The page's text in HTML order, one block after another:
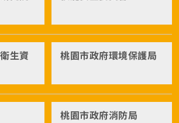
蔬菜、一拳主食、一拳蛋白質；少
，多喝白開水。 真正有效的飲食方
幾個星期，而是即使工作忙碌、需要
下去。 若患有糖尿病、腎臟病、肝臟
，飲食份量應由醫師或營養師依個人
接套用一般減重方式。
問題，請洽
各位教職員同仁配合
生資
桃園市政府環境保護局
桃園市政府消防局